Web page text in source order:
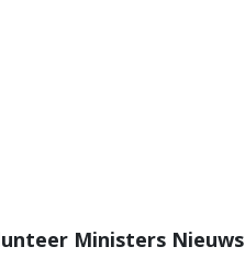
Ministers Nieuws